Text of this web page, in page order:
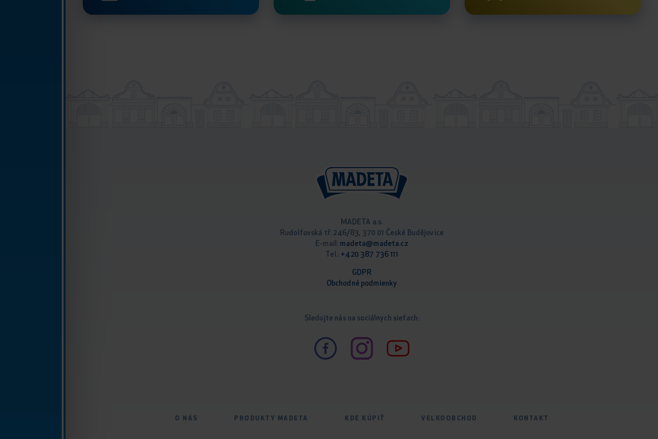
MADETA a.s.
Rudolfovská tř. 246/83, 370 01 České Budějovice
E-mail: madeta@madeta.cz
Tel.: +420 387 736 111
GDPR
Obchodné podm ienky
Sledujte nás na sociálnych sieťach:
O NÁS PRODUKTY MADETA KDE KÚPIŤ VELKOOBCHOD KONTAKT